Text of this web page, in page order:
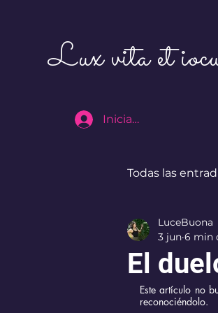
Lux vita et
Iniciar sesión
Todas las
Destinos
El
LuceBuona
3 jun 6 min
Este artículo no
reconociéndolo.